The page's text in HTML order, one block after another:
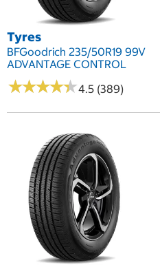
Tyres
BFGoodrich 235/50R19 99V
ADVANTAGE CONTROL
★★★★★
★★★★★4.5 (389)